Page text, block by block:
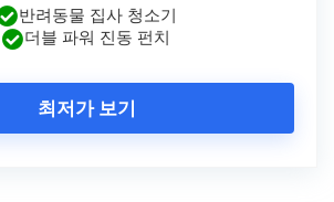
반려동물 집사 청소기
더블 파워 진동 펀치
최저가 보기